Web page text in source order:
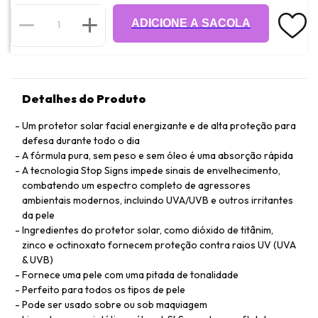
ADICIONE A SACOLA
Detalhes do Produto
Um protetor solar facial energizante e de alta proteção para
defesa durante todo o dia
A fórmula pura, sem peso e sem óleo é uma absorção rápida
A tecnologia Stop Signs impede sinais de envelhecimento,
combatendo um espectro completo de agressores
ambientais modernos, incluindo UVA/UVB e outros irritantes
da pele
Ingredientes do protetor solar, como dióxido de titânim,
zinco e octinoxato fornecem proteção contra raios UV (UVA
& UVB)
Fornece uma pele com uma pitada de tonalidade
Perfeito para todos os tipos de pele
Pode ser usado sobre ou sob maquiagem